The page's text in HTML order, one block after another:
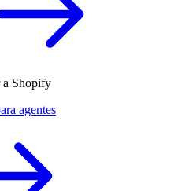
a Shopify
agentes